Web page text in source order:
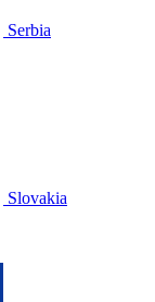
Serbia
Slovakia